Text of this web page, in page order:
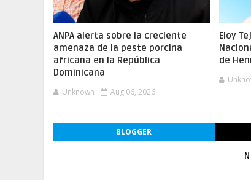
ANPA alerta sobre la creciente
amenaza de la peste porcina
africana en la República
Dominicana
Unknown Aug 06, 2026
Eloy
de
BLOGGER